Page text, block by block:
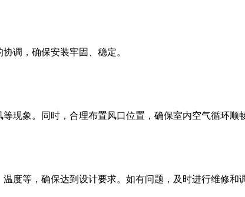
调，确保安装牢固、稳定。
现象。同时，合理布置风口位置，确保室内空气循环顺
度等，确保达到设计要求。如有问题，及时进行维修和